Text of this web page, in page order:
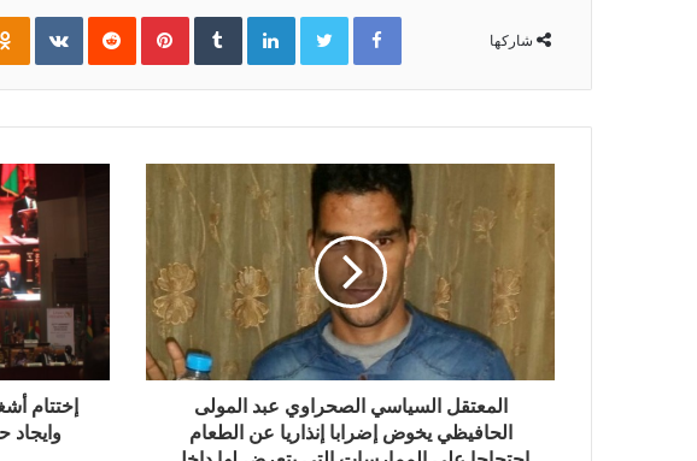
شاركها
Facebook
Twitter
LinkedIn
‏Tumblr
Pinterest
‏Reddit
‏VKontakte
المعتقل السياسي الصحراوي عبد المولى
الحافيظي يخوض إضرابا إنذاريا عن الطعام
إختتام
وايجاد